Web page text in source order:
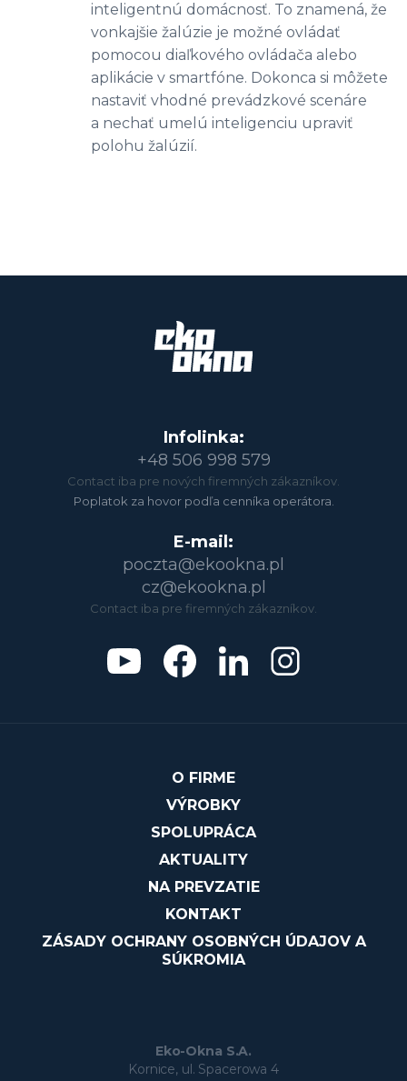
inteligentnú domácnosť. To znamená, že
vonkajšie žalúzie je možné ovládať
pomocou diaľkového ovládača alebo
aplikácie v smartfóne. Dokonca si môžete
nastaviť vhodné prevádzkové scenáre
a nechať umelú inteligenciu upraviť
polohu žalúzií.
Infolinka:
+48 506 998 579
Contact iba pre nových firemných zákazníkov.
Poplatok za hovor podľa cenníka operátora.
E-mail:
poczta@ekookna.pl
cz@ekookna.pl
Contact iba pre firemných zákazníkov.
O FIRME
VÝROBKY
SPOLUPRÁCA
AKTUALITY
NA PREVZATIE
KONTAKT
ZÁSADY OCHRANY OSOBNÝCH ÚDAJOV A
SÚKROMIA
Eko-Okna S.A.
Kornice, ul. Spacerowa 4